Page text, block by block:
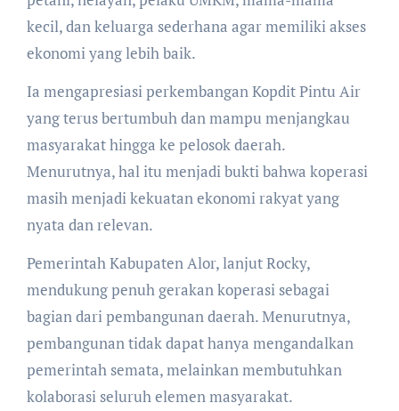
kecil, dan keluarga sederhana agar memiliki akses
ekonomi yang lebih baik.
Ia mengapresiasi perkembangan Kopdit Pintu Air
yang terus bertumbuh dan mampu menjangkau
masyarakat hingga ke pelosok daerah.
Menurutnya, hal itu menjadi bukti bahwa koperasi
masih menjadi kekuatan ekonomi rakyat yang
nyata dan relevan.
Pemerintah Kabupaten Alor, lanjut Rocky,
mendukung penuh gerakan koperasi sebagai
bagian dari pembangunan daerah. Menurutnya,
pembangunan tidak dapat hanya mengandalkan
pemerintah semata, melainkan membutuhkan
kolaborasi seluruh elemen masyarakat.